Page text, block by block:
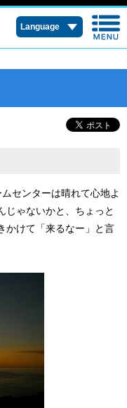
Language
センターは晴れて心地よ
じゃないかと、ちょっと
かけて「来るなー」と言